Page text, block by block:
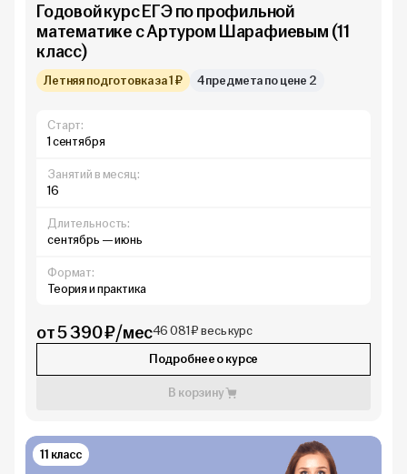
Годовой курс ЕГЭ по профильной
математике с Артуром Шарафиевым (11
класс)
Летняя подготовка за 1 ₽ 4 предмета по цене 2
Старт:
1 сентября
Занятий в месяц:
16
Длительность:
сентябрь — июнь
Формат:
Теория и практика
от 5 390 ₽/мес46 081 ₽ весь курс
Подробнее о курсе
В корзину
11 класс